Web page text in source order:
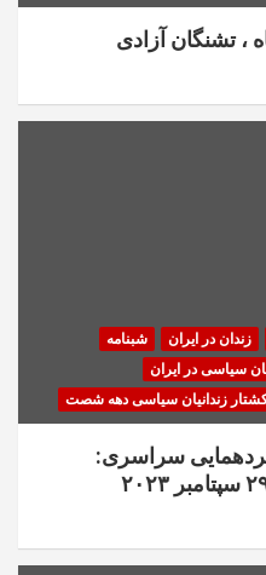
، تشنگان آزادی
زندان در ایران
شبنامه
سیاسی در ایران
کشتار زندانیان سیاسی دهه شصت
سراسری: